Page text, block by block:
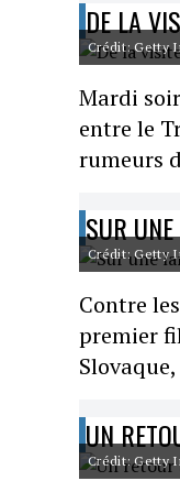
DE LA
Crédit: Getty
Mardi
entre le
rumeurs
SUR
Crédit: Getty
Contre
premier
UN
Crédit: Getty